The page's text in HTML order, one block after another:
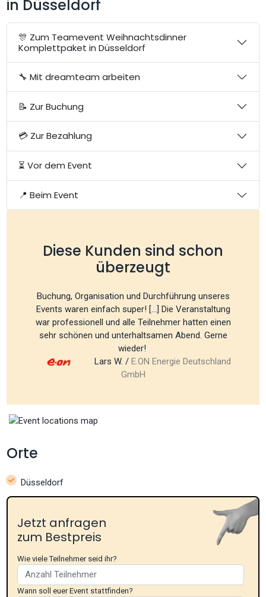
in Düsseldorf
🎊 Zum Teamevent Weihnachtsdinner
Komplettpaket in Düsseldorf
🔧 Mit dreamteam arbeiten
📝 Zur Buchung
💳 Zur Bezahlung
⏳ Vor dem Event
📍 Beim Event
Diese Kunden sind schon
überzeugt
Buchung, Organisation und Durchführung unseres
Events waren einfach super! [...] Die Veranstaltung
war professionell und alle Teilnehmer hatten einen
sehr schönen und unterhaltsamen Abend. Gerne
wieder!
Lars W. / E.ON Energie Deutschland
GmbH
Orte
Düsseldorf
Jetzt anfragen
zum Bestpreis
Wie viele Teilnehmer seid ihr?
Wann soll euer Event stattfinden?